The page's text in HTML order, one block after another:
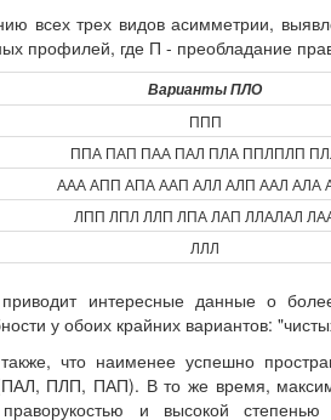
всех трех видов асимметрии,
профилей, где П - преобладание
Варианты ПЛО
ППП
ППА ПАП ПАА ПАЛ ПЛА ППЛПЛП
ААА АПП АПА ААП АЛЛ АЛП ААЛ АЛА
ЛПП ЛПЛ ЛЛП ЛПА ЛАП ЛЛАЛАЛ
ЛЛЛ
интересные данные о
у обоих крайних вариантов:
также, что наименее успешно
ПЛП, ПАП). В то же время,
и высокой